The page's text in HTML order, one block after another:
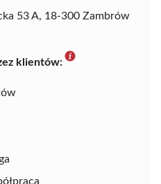
53 A, 18-300 Zambrów
klientów: